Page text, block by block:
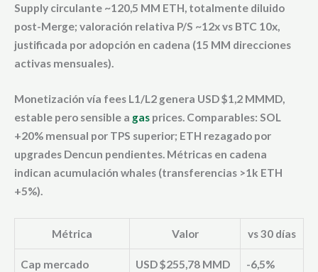
Supply circulante ~120,5 MM ETH, totalmente diluido
post-Merge; valoración relativa P/S ~12x vs BTC 10x,
justificada por adopción en cadena (15 MM direcciones
activas mensuales).
Monetización vía fees L1/L2 genera USD $1,2 MMMD,
estable pero sensible a gas prices. Comparables: SOL
+20% mensual por TPS superior; ETH rezagado por
upgrades Dencun pendientes. Métricas en cadena
indican acumulación whales (transferencias >1k ETH
+5%).
Métrica Valor vs 30 días
Cap mercado USD $255,78 MMD -6,5%